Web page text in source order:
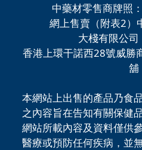
中藥材零售商牌照
網上售賣（附表2）
大棧有限公司
香港上環干諾西28號威勝
舖
本網站上出售的產品乃食
之內容旨在告知有關保健
網站所載內容及資料僅供
醫療或預防任何疾病，並